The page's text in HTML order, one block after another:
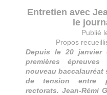
Entretien avec
le
Publié
Propos
Depuis le 20 janvier
premières
nouveau
de tension entre
rectorats. Jean-Rémi